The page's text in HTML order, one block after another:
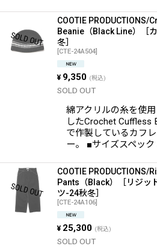
COOTIE PRODUCTIONS/
Beanie（Black Line）［
冬］
[CTE-24A504]
¥ 9,350 (税込)
SOLD OUT
綿アクリルの糸を使
したCrochet Cuffless
で作製しているカフ
ー。 ■サイズスペッ
COOTIE
Pants（Black）［リジッ
ツ-24秋冬］
[CTE-24A106]
¥ 25,300 (税込)
SOLD OUT